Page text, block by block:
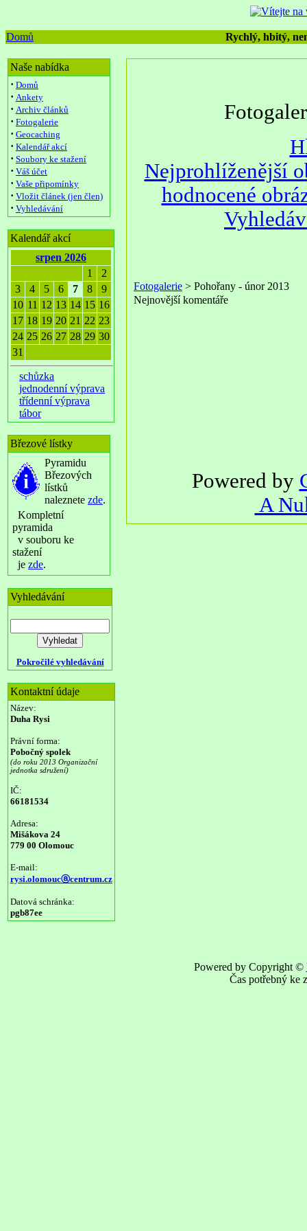
Domů Rychlý, hbitý,
Naše nabídka
· Domů
· Ankety
· Archiv článků
· Fotogalerie
· Geocaching
· Kalendář akcí
· Soubory ke stažení
· Váš účet
· Vaše připomínky
· Vložit článek (jen člen)
· Vyhledávání
Kalendář akcí
srpen 2026
1
2
3
4 5 6 7 8
9
10 11 12 13 14 15 16
17 18 19 20 21 22 23
24 25 26 27 28 29 30
31
schůzka
jednodenní výprava
třídenní výprava
tábor
Březové lístky
Pyramidu
Březových
lístků
naleznete zde.
Kompletní
pyramida
v souboru ke
stažení
je zde.
Vyhledávání
Pokročilé vyhledávání
Kontaktní údaje
Název:
Duha Rysi
Právní forma:
Pobočný spolek
(do roku 2013 Organizační
jednotka sdružení)
IČ:
66181534
Adresa:
Mišákova 24
779 00 Olomouc
E-mail:
rysi.olomoucⓐcentrum.cz
Datová schránka:
pgb87ee
Nejprohlíženější
hodnocené
Fotogalerie > Pohořany - únor 2013
Nejnovější komentáře
Powered by
A
Powered by Copyright ©
Čas potřebný ke